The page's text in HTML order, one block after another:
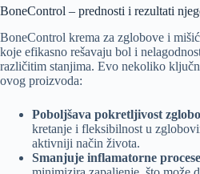
BoneControl – prednosti i rezultati
BoneControl krema za zglobove i
koje efikasno rešavaju bol i
različitim stanjima. Evo nekoliko
ovog proizvoda:
Poboljšava pokretljivost
kretanje i fleksibilnost u
aktivniji način života.
Smanjuje inflamatorne